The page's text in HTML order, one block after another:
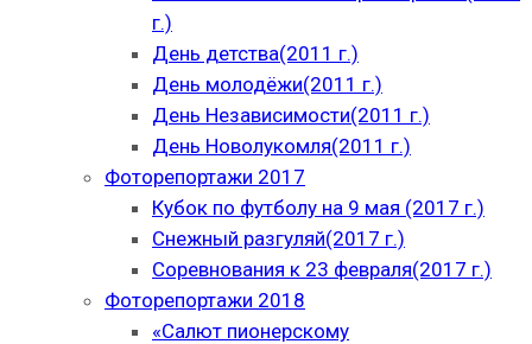
г.)
День детства(2011 г.)
День молодёжи(2011 г.)
День Независимости(2011 г.)
День Новолукомля(2011 г.)
Фоторепортажи 2017
Кубок по футболу на 9 мая (2017 г.)
Снежный разгуляй(2017 г.)
Соревнования к 23 февраля(2017 г.)
Фоторепортажи 2018
«Салют пионерскому